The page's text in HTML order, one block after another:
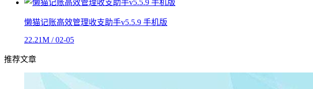
懒猫记账高效管理收支助手v5.5.9 手机版
22.21M / 02-05
推荐文章